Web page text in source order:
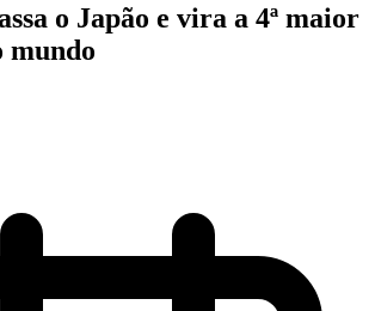
o Japão e vira a 4ª maior
mundo